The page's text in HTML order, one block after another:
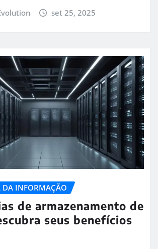
set 25, 2025
DA INFORMAÇÃO
de armazenamento de
seus benefícios